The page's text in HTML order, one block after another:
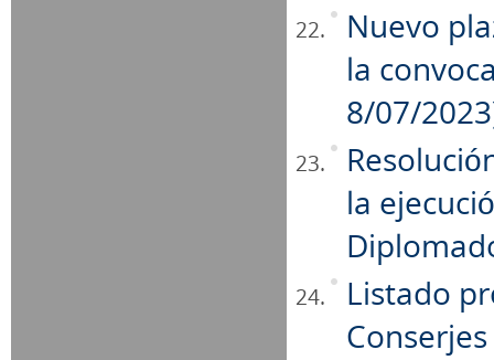
Nuevo
la
8/07/
la
Listado
Conserjes